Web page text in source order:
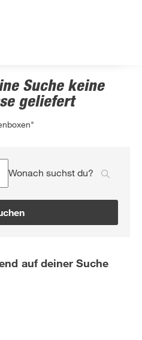
Suche keine
geliefert
Wonach suchst du?
auf deiner Suche